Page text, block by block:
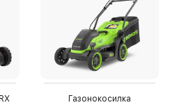
Газонокосилка